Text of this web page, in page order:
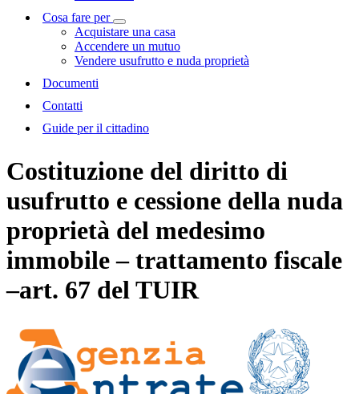
Cosa fare per
Visualizza menù di secondo livello
Acquistare una casa
Accendere un mutuo
Vendere usufrutto e nuda proprietà
Documenti
Contatti
Guide per il cittadino
Costituzione del diritto di
usufrutto e cessione della nuda
proprietà del medesimo
immobile – trattamento fiscale
–art. 67 del TUIR